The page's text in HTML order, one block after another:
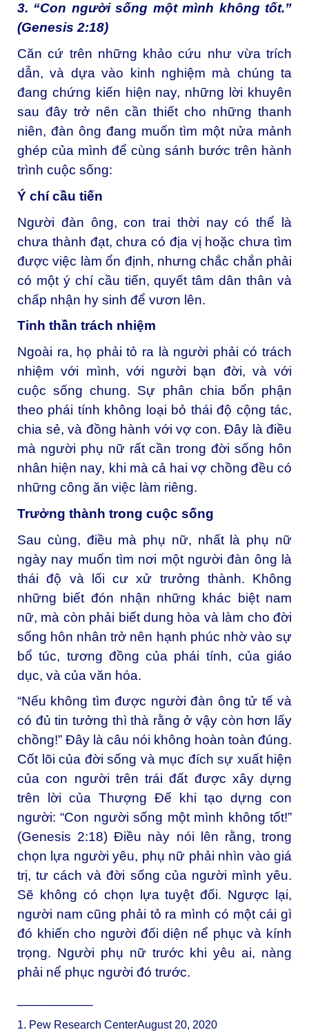
3. “Con người sống một mình không tốt.”
(Genesis 2:18)
Căn cứ trên những khảo cứu như vừa trích
dẫn, và dựa vào kinh nghiệm mà chúng ta
đang chứng kiến hiện nay, những lời khuyên
sau đây trở nên cần thiết cho những thanh
niên, đàn ông đang muốn tìm một nửa mảnh
ghép của mình để cùng sánh bước trên hành
trình cuộc sống:
Ý chí cầu tiến
Người đàn ông, con trai thời nay có thể là
chưa thành đạt, chưa có địa vị hoặc chưa tìm
được việc làm ổn định, nhưng chắc chắn phải
có một ý chí cầu tiến, quyết tâm dân thân và
chấp nhận hy sinh để vươn lên.
Tinh thần trách nhiệm
Ngoài ra, họ phải tỏ ra là người phải có trách
nhiệm với mình, với người bạn đời, và với
cuộc sống chung. Sự phân chia bổn phận
theo phái tính không loại bỏ thái độ cộng tác,
chia sẻ, và đồng hành với vợ con. Đây là điều
mà người phụ nữ rất cần trong đời sống hôn
nhân hiện nay, khi mà cả hai vợ chồng đều có
những công ăn việc làm riêng.
Trưởng thành trong cuộc sống
Sau cùng, điều mà phụ nữ, nhất là phụ nữ
ngày nay muốn tìm nơi một người đàn ông là
thái độ và lối cư xử trưởng thành. Không
những biết đón nhận những khác biệt nam
nữ, mà còn phải biết dung hòa và làm cho đời
sống hôn nhân trở nên hạnh phúc nhờ vào sự
bổ túc, tương đồng của phái tính, của giáo
dục, và của văn hóa.
“Nếu không tìm được người đàn ông tử tế và
có đủ tin tưởng thì thà rằng ở vậy còn hơn lấy
chồng!” Đây là câu nói không hoàn toàn đúng.
Cốt lõi của đời sống và mục đích sự xuất hiện
của con người trên trái đất được xây dựng
trên lời của Thượng Đế khi tạo dựng con
người: “Con người sống một mình không tốt!”
(Genesis 2:18) Điều này nói lên rằng, trong
chọn lựa người yêu, phụ nữ phải nhìn vào giá
trị, tư cách và đời sống của người mình yêu.
Sẽ không có chọn lựa tuyệt đối. Ngược lại,
người nam cũng phải tỏ ra mình có một cái gì
đó khiến cho người đối diện nể phục và kính
trọng. Người phụ nữ trước khi yêu ai, nàng
phải nể phục người đó trước.
1. Pew Research CenterAugust 20, 2020